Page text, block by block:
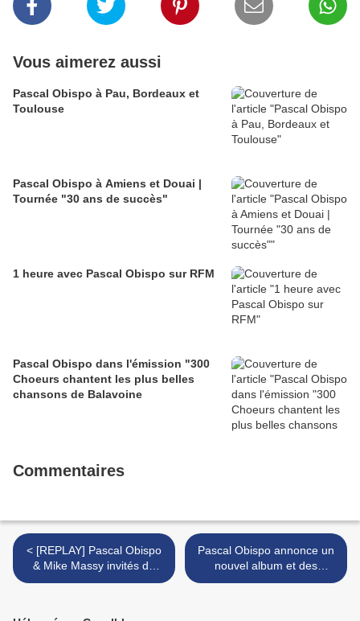
Vous aimerez aussi
Pascal Obispo à Pau, Bordeaux et
Toulouse
Pascal Obispo à Amiens et Douai |
Tournée "30 ans de succès"
1 heure avec Pascal Obispo sur RFM
Pascal Obispo dans l'émission "300
Choeurs chantent les plus belles
chansons de Balavoine
Commentaires
< [REPLAY] Pascal Obispo
& Mike Massy invités de
"Gare au Garou" sur
Pascal Obispo annonce un
nouvel album et des
concerts pour 2018 >